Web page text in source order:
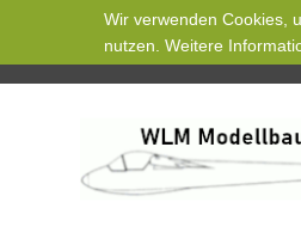
Wir verwenden Cookies,
nutzen. Weitere